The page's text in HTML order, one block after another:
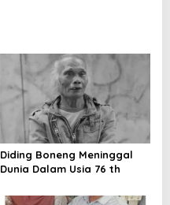
Diding Boneng Meninggal
Dunia Dalam Usia 76 th